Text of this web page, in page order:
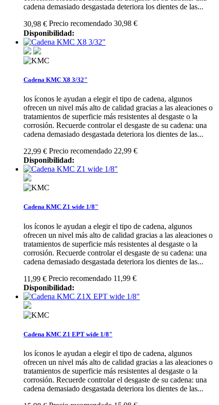
cadena demasiado desgastada deteriora los dientes de las...
30,98 € Precio recomendado 30,98 €
Disponibilidad:
Cadena KMC X8 3/32"
los íconos le ayudan a elegir el tipo de cadena, algunos
ofrecen un nivel más alto de calidad gracias a las aleaciones o
tratamientos de superficie más resistentes al desgaste o la
corrosión. Recuerde controlar el desgaste de su cadena: una
cadena demasiado desgastada deteriora los dientes de las...
22,99 € Precio recomendado 22,99 €
Disponibilidad:
Cadena KMC Z1 wide 1/8"
los íconos le ayudan a elegir el tipo de cadena, algunos
ofrecen un nivel más alto de calidad gracias a las aleaciones o
tratamientos de superficie más resistentes al desgaste o la
corrosión. Recuerde controlar el desgaste de su cadena: una
cadena demasiado desgastada deteriora los dientes de las...
11,99 € Precio recomendado 11,99 €
Disponibilidad:
Cadena KMC Z1 EPT wide 1/8"
los íconos le ayudan a elegir el tipo de cadena, algunos
ofrecen un nivel más alto de calidad gracias a las aleaciones o
tratamientos de superficie más resistentes al desgaste o la
corrosión. Recuerde controlar el desgaste de su cadena: una
cadena demasiado desgastada deteriora los dientes de las...